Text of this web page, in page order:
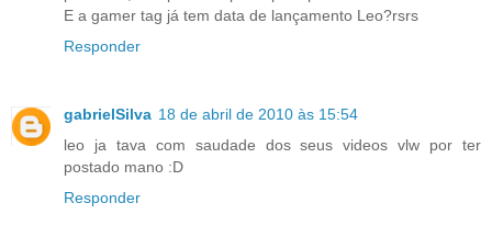
E a gamer tag já tem data de lançamento Leo?rsrs
Responder
gabrielSilva 18 de abril de 2010 às 15:54
leo ja tava com saudade dos seus videos vlw por ter
postado mano :D
Responder